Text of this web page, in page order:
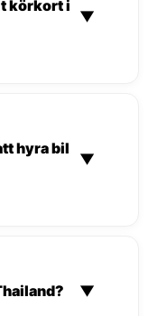
körkort i
▼
hyra bil
▼
▼